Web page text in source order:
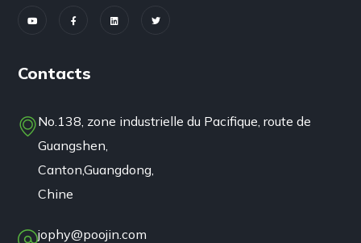
Contacts
No.138, zone industrielle du Pacifique, route de
Guangshen,
Canton,Guangdong,
Chine
jophy@poojin.com